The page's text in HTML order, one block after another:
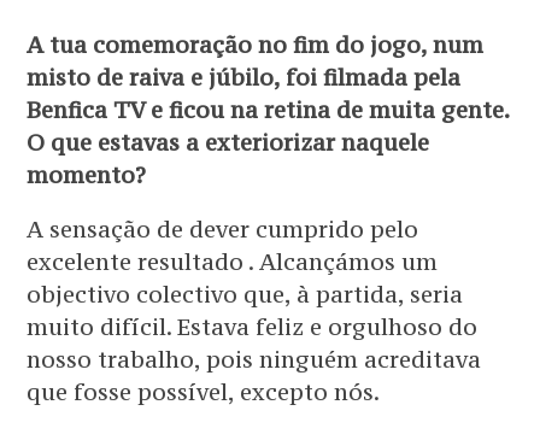
A tua comemoração no fim do jogo, num
misto de raiva e júbilo, foi filmada pela
Benfica TV e ficou na retina de muita gente.
O que estavas a exteriorizar naquele
momento?
A sensação de dever cumprido pelo
excelente resultado . Alcançámos um
objectivo colectivo que, à partida, seria
muito difícil. Estava feliz e orgulhoso do
nosso trabalho, pois ninguém acreditava
que fosse possível, excepto nós.